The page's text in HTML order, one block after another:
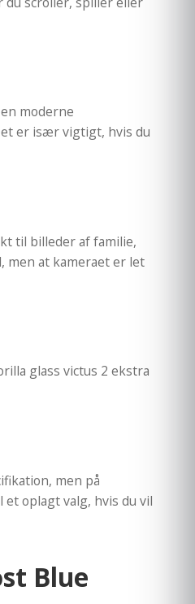
moderne
er især vigtigt, hvis du
til billeder af familie,
men at kameraet er let
glass victus 2 ekstra
men på
oplagt valg, hvis du vil
Blue